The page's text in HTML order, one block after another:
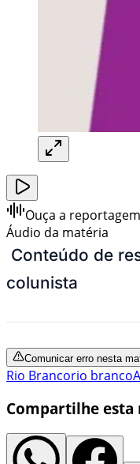
Ouça a reportagem
Áudio da matéria
Conteúdo de
colunista
Comunicar erro nesta
Rio Brancorio branco
Compartilhe esta